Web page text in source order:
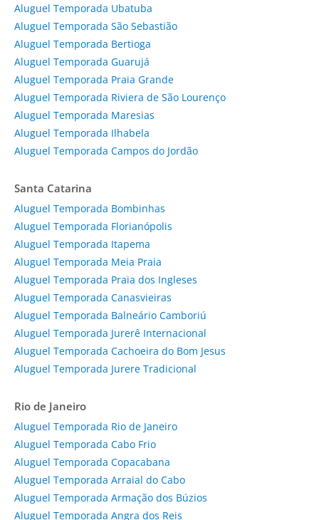
Aluguel Temporada Ubatuba
Aluguel Temporada São Sebastião
Aluguel Temporada Bertioga
Aluguel Temporada Guarujá
Aluguel Temporada Praia Grande
Aluguel Temporada Riviera de São Lourenço
Aluguel Temporada Maresias
Aluguel Temporada Ilhabela
Aluguel Temporada Campos do Jordão
Santa Catarina
Aluguel Temporada Bombinhas
Aluguel Temporada Florianópolis
Aluguel Temporada Itapema
Aluguel Temporada Meia Praia
Aluguel Temporada Praia dos Ingleses
Aluguel Temporada Canasvieiras
Aluguel Temporada Balneário Camboriú
Aluguel Temporada Jurerê Internacional
Aluguel Temporada Cachoeira do Bom Jesus
Aluguel Temporada Jurere Tradicional
Rio de Janeiro
Aluguel Temporada Rio de Janeiro
Aluguel Temporada Cabo Frio
Aluguel Temporada Copacabana
Aluguel Temporada Arraial do Cabo
Aluguel Temporada Armação dos Búzios
Aluguel Temporada Angra dos Reis